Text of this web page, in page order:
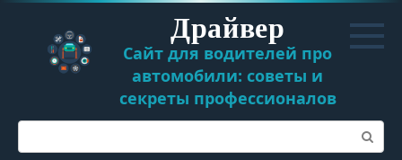
Перейти
контенту
Драйвер
Сайт для водителей про
автомобили: советы и
секреты профессионалов
Поиск: